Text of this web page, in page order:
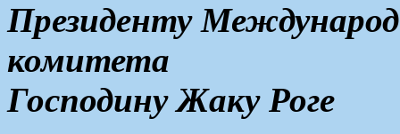
Президенту
комитета
Господину Жаку Роге